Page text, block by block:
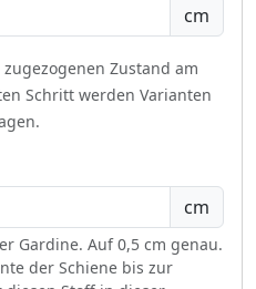
cm
Zustand am
Schritt werden Varianten
cm
Gardine. Auf 0,5 cm genau.
der Schiene bis zur